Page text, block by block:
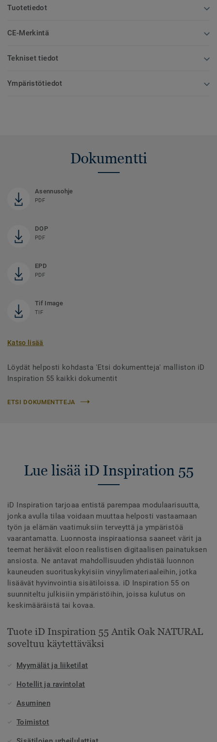
Tuotetiedot
CE-Merkintä
Tekniset tiedot
Ympäristötiedot
Dokumentti
Asennusohje
PDF
DOP
PDF
EPD
PDF
Tif Image
TIF
Katso lisää
Löydät helposti kohdasta 'Etsi dokumentteja' malliston iD
Inspiration 55 kaikki dokumentit
ETSI DOKUMENTTEJA
Lue lisää iD Inspiration 55
iD Inspiration tarjoaa entistä parempaa modulaarisuutta,
jonka avulla tilaa voidaan muuttaa helposti vastaamaan
työn ja elämän vaatimuksiin terveyttä ja ympäristöä
vaarantamatta. Luonnosta inspiraationsa saaneet värit ja
teemat heräävät eloon realistisen digitaalisen painatuksen
ansiosta. Ne antavat mahdollisuuden yhdistää luonnon
kauneuden suorituskykyisiin vinyylimateriaaleihin, jotka
lisäävät hyvinvointia sisätiloissa. iD Inspiration 55 on
suunniteltu julkisiin ympäristöihin, joissa kulutus on
keskimääräistä tai kovaa.
Tuote iD Inspiration 55 Antik Oak NATURAL
soveltuu käytettäväksi
Myymälät ja liiketilat
Hotellit ja ravintolat
Asuminen
Toimistot